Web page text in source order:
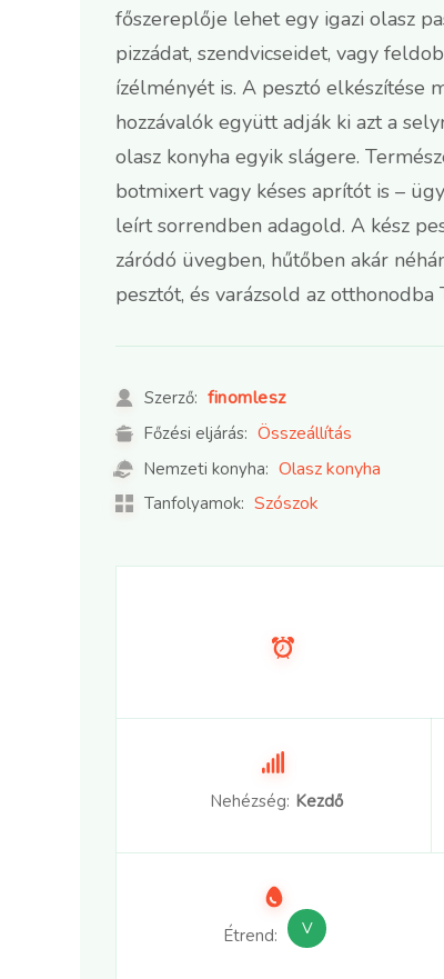
főszereplője lehet egy igazi olasz
pizzádat, szendvicseidet, vagy
ízélményét is. A pesztó elkészítése
hozzávalók együtt adják ki azt a
olasz konyha egyik slágere.
botmixert vagy késes aprítót is –
leírt sorrendben adagold. A kész
záródó üvegben, hűtőben akár
pesztót, és varázsold az
Szerző: finomlesz
Főzési eljárás: Összeállítás
Nemzeti konyha: Olasz konyha
Tanfolyamok: Szószok
Nehézség: Kezdő
Étrend: V